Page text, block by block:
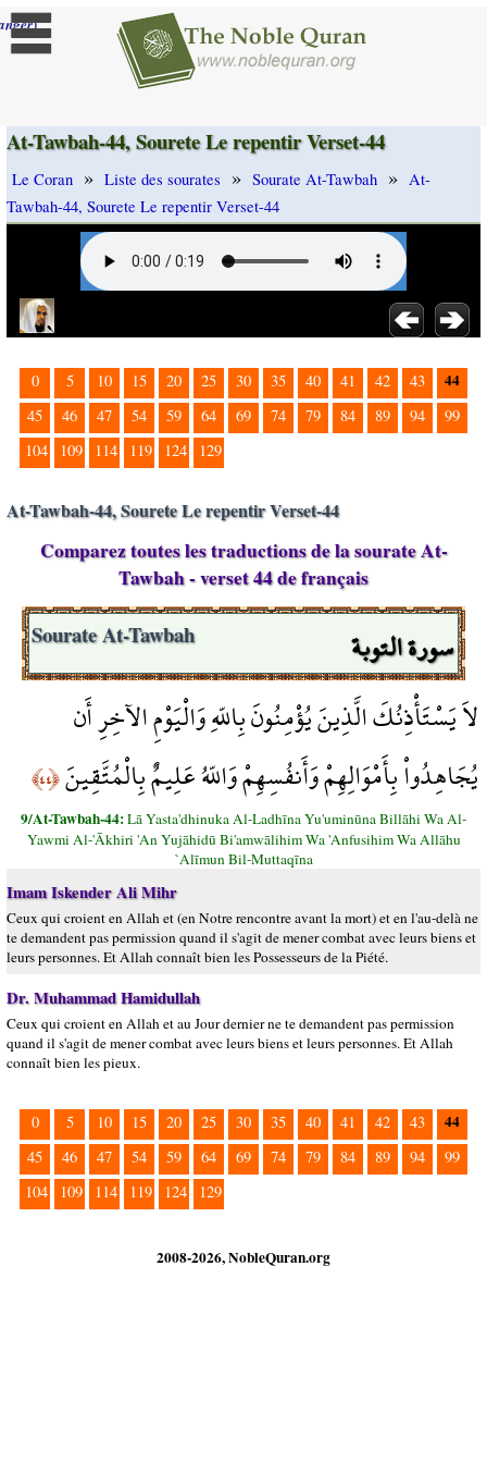
]
At-Tawbah-44, Sourete Le repentir Verset-44
Le Coran » Liste des sourates » Sourate At-Tawbah » At-
Tawbah-44, Sourete Le repentir Verset-44
0 5 10 15 20 25 30 35 40 41 42 43 44
45 46 47 54 59 64 69 74 79 84 89 94
99
104
109 114 119 124 129
At-Tawbah-44, Sourete Le repentir Verset-44
Comparez toutes les traductions de la sourate At-
Tawbah - verset 44 de français
سورة التوبة Sourate At-Tawbah
لاَ يَسْتَأْذِنُكَ الَّذِينَ يُؤْمِنُونَ بِاللّهِ وَالْيَوْمِ الآخِرِ أَن
يُجَاهِدُواْ بِأَمْوَالِهِمْ وَأَنفُسِهِمْ وَاللّهُ عَلِيمٌ بِالْمُتَّقِينَ﴿٤٤﴾
9/At-Tawbah-44:Lā Yasta'dhinuka Al-Ladhīna Yu'uminūna Billāhi Wa Al-
Yawmi Al-'Ākhiri 'An Yujāhidū Bi'amwālihim Wa 'Anfusihim Wa Allāhu
`Alīmun Bil-Muttaqīna
Imam Iskender Ali Mihr
Ceux qui croient en Allah et (en Notre rencontre avant la mort) et en l'au-delà ne
te demandent pas permission quand il s'agit de mener combat avec leurs biens et
leurs personnes. Et Allah connaît bien les Possesseurs de la Piété.
Dr. Muhammad Hamidullah
Ceux qui croient en Allah et au Jour dernier ne te demandent pas permission
quand il s'agit de mener combat avec leurs biens et leurs personnes. Et Allah
connaît bien les pieux.
0 5 10 15 20 25 30 35 40 41 42 43 44
45 46 47 54 59 64 69 74 79 84 89 94
99
104
109 114 119 124 129
2008-2026, NobleQuran.org